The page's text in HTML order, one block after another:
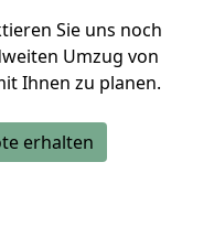
Sie uns noch
Umzug von
Ihnen zu planen.
erhalten